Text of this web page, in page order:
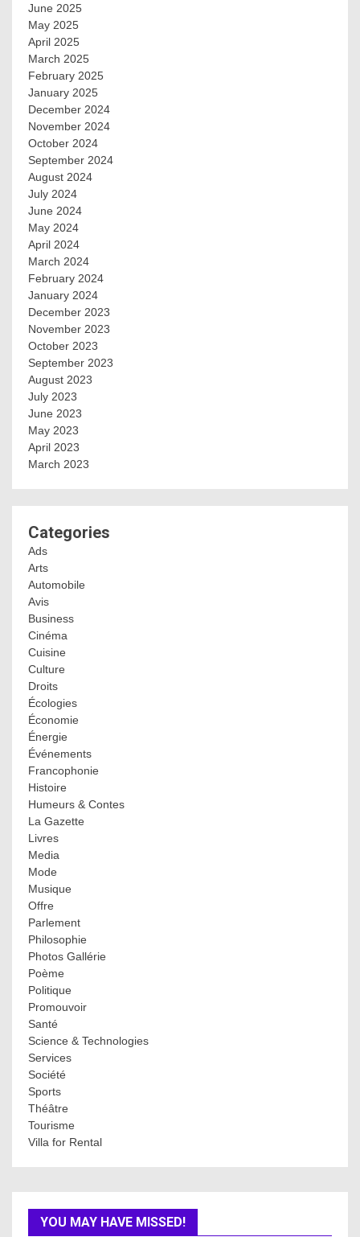
June 2025
May 2025
April 2025
March 2025
February 2025
January 2025
December 2024
November 2024
October 2024
September 2024
August 2024
July 2024
June 2024
May 2024
April 2024
March 2024
February 2024
January 2024
December 2023
November 2023
October 2023
September 2023
August 2023
July 2023
June 2023
May 2023
April 2023
March 2023
Categories
Ads
Arts
Automobile
Avis
Business
Cinéma
Cuisine
Culture
Droits
Écologies
Économie
Énergie
Événements
Francophonie
Histoire
Humeurs & Contes
La Gazette
Livres
Media
Mode
Musique
Offre
Parlement
Philosophie
Photos Gallérie
Poème
Politique
Promouvoir
Santé
Science & Technologies
Services
Société
Sports
Théâtre
Tourisme
Villa for Rental
YOU MAY HAVE MISSED!